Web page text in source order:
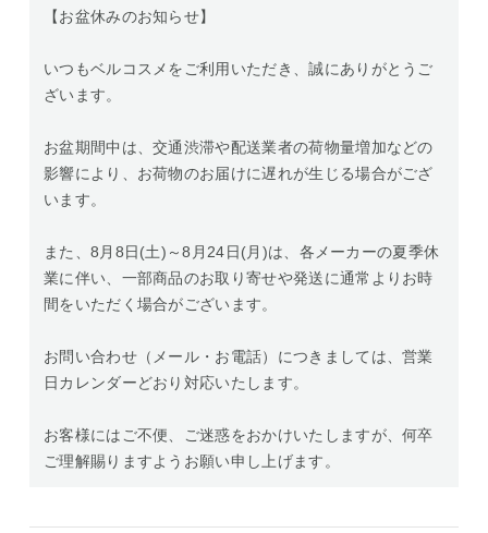
【お盆休みのお知らせ】
いつもベルコスメをご利用いただき、誠にありがとうご
ざいます。
お盆期間中は、交通渋滞や配送業者の荷物量増加などの
影響により、お荷物のお届けに遅れが生じる場合がござ
います。
また、8月8日(土)～8月24日(月)は、各メーカーの夏季休
業に伴い、一部商品のお取り寄せや発送に通常よりお時
間をいただく場合がございます。
お問い合わせ（メール・お電話）につきましては、営業
日カレンダーどおり対応いたします。
お客様にはご不便、ご迷惑をおかけいたしますが、何卒
ご理解賜りますようお願い申し上げます。